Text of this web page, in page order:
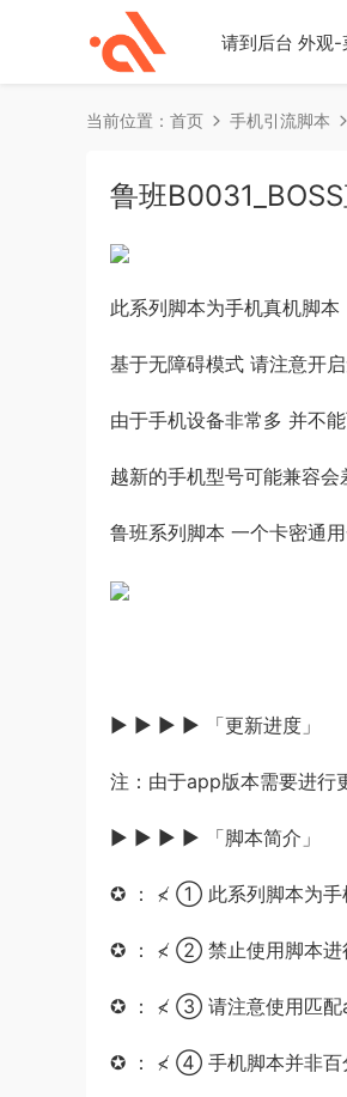
请到后台 外观
当前位置： 首页 手机引流脚本
鲁班
此系列脚本为手机真机脚
基于无障碍模式 请注意开
由于手机设备非常多 并不
越新的手机型号可能兼容
鲁班系列脚本 一个卡密通
▶ ▶ ▶ ▶ 「更新进度」
注：由于app版本需要进行
▶ ▶ ▶ ▶ 「脚本简介」
✪ ： ≮ ① 此系列脚本为手
✪ ： ≮ ② 禁止使用脚本进
✪ ： ≮ ③ 请注意使用匹配
✪ ： ≮ ④ 手机脚本并非百